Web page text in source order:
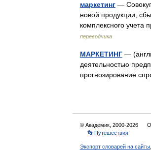
маркетинг —
новой продукции,
комплексного
переводчика
МАРКЕТИНГ —
деятельностью
прогнозирование
© Академик, 2000-2026
👣 Путешествия
Экспорт словарей на сайты